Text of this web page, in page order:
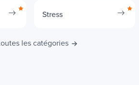
Stress
les catégories